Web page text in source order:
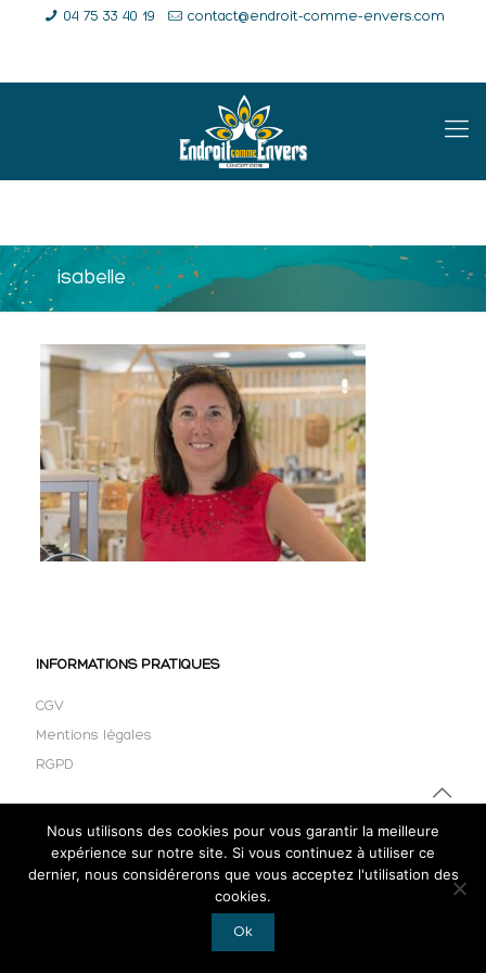
04 75 33 40 19 contact@endroit-comme-envers.com
isabelle
INFORMATIONS PRATIQUES
CGV
Mentions légales
RGPD
Nous utilisons des cookies pour vous garantir la meilleure
expérience sur notre site. Si vous continuez à utiliser ce
dernier, nous considérerons que vous acceptez l'utilisation des
cookies.
Ok